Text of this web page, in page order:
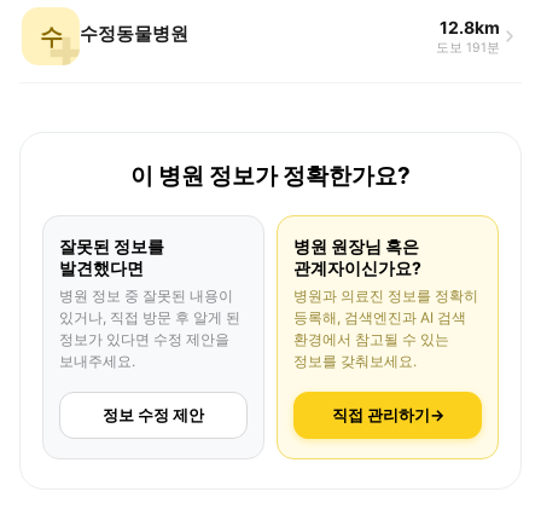
수 수정동물병원 12.8km
도보 191분
이 병원 정보가 정확한가요?
잘못된 정보를
발견했다면
병원 정보 중 잘못된 내용이
있거나, 직접 방문 후 알게 된
정보가 있다면 수정 제안을
보내주세요.
정보 수정 제안
병원 원장님 혹은
관계자이신가요?
병원과 의료진 정보를 정확히
등록해, 검색엔진과 AI 검색
환경에서 참고될 수 있는
정보를 갖춰보세요.
직접 관리하기→